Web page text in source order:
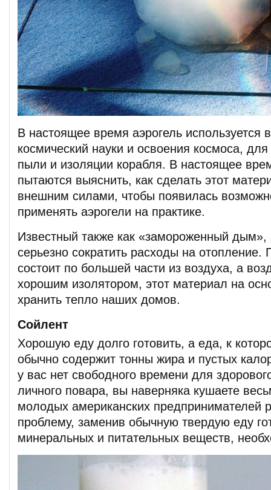
В настоящее время аэрогель используется
космический науки и освоения космоса,
пыли и изоляции корабля. В настоящее
пытаются выяснить, как сделать этот
внешним силами, чтобы появилась
применять аэрогели на практике.
Известный также как «замороженный дым»,
серьезно сократить расходы на отопление.
состоит по большей части из воздуха, а
хорошим изолятором, этот материал на
хранить тепло наших домов.
Сойлент
Хорошую еду долго готовить, а еда, к
обычно содержит тонны жира и пустых
у вас нет свободного времени для
личного повара, вы наверняка кушаете
молодых американских предпринимателей
проблему, заменив обычную твердую еду
минеральных и питательных веществ,